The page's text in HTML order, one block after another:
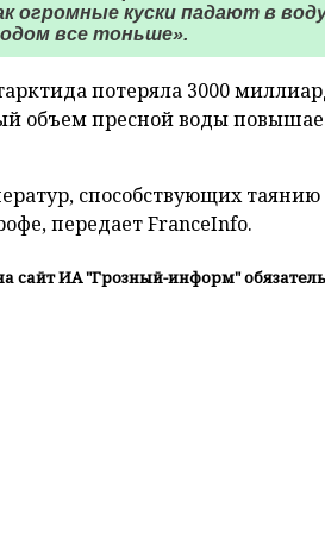
огромные куски падают в
все тоньше».
потеряла 3000
объем пресной воды
способствующих
передает FranceInfo.
сайт ИА "Грозный-информ"